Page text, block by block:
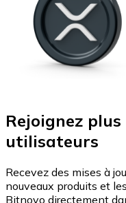
Rejoignez plus
utilisateurs
Recevez des mises à
nouveaux produits et
Bitnovo directement